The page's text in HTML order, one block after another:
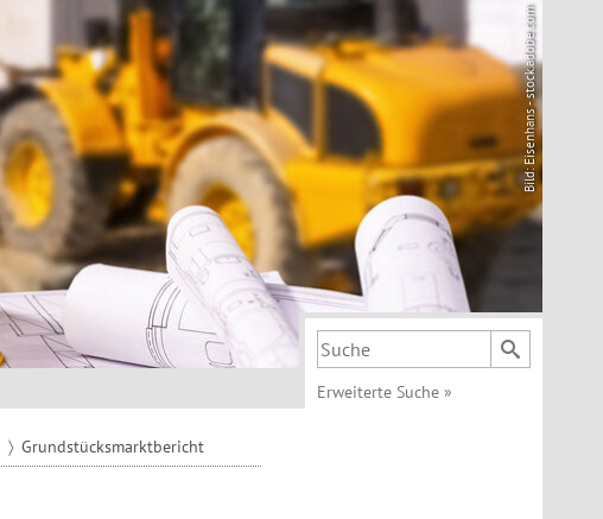
Bild: Eisenhans - stock.adobe.com
Suchbegriff
Erweiterte Suche »
Grundstücksmarktbericht